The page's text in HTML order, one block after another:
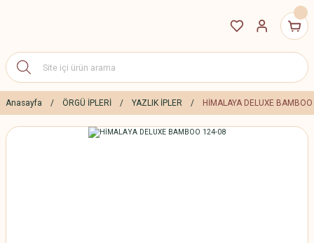
Anasayfa ÖRGÜ İPLERİ YAZLIK İPLER HİMALAYA DELUXE